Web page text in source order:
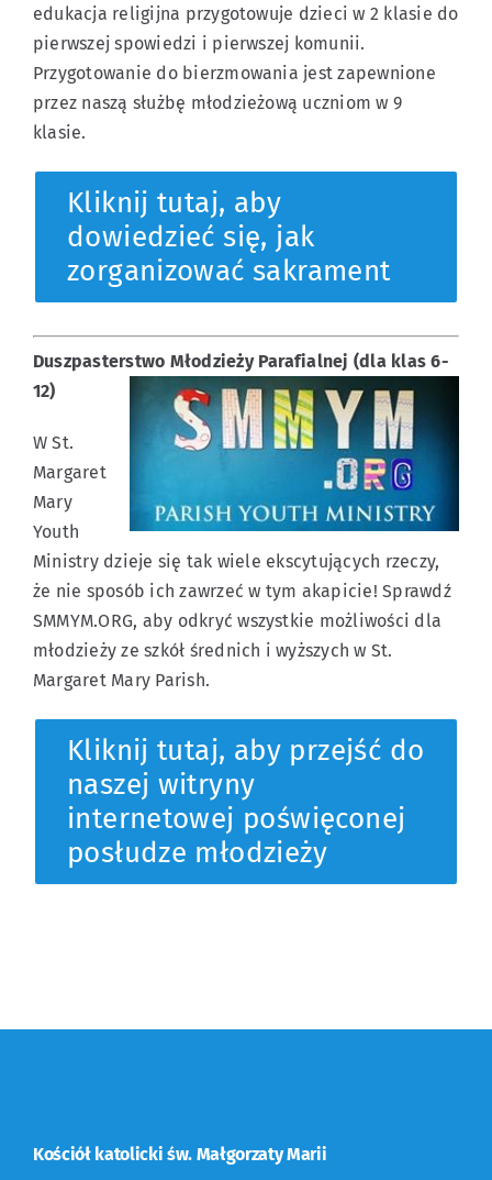
edukacja religijna przygotowuje dzieci w 2 klasie do
pierwszej spowiedzi i pierwszej komunii.
Przygotowanie do bierzmowania jest zapewnione
przez naszą służbę młodzieżową uczniom w 9
klasie.
Kliknij tutaj, aby
dowiedzieć się, jak
zorganizować sakrament
Duszpasterstwo Młodzieży Parafialnej (dla klas 6-
12)
W St.
Margaret
Mary
Youth
Ministry dzieje się tak wiele ekscytujących rzeczy,
że nie sposób ich zawrzeć w tym akapicie! Sprawdź
SMMYM.ORG, aby odkryć wszystkie możliwości dla
młodzieży ze szkół średnich i wyższych w St.
Margaret Mary Parish.
Kliknij tutaj, aby przejść do
naszej witryny
internetowej poświęconej
posłudze młodzieży
Kościół katolicki św. Małgorzaty Marii